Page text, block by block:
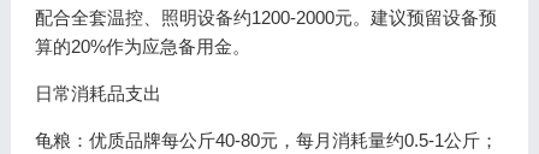
配合全套温控、照明设备约1200-2000元。建议预留设备预
算的20%作为应急备用金。
日常消耗品支出
龟粮：优质品牌每公斤40-80元，每月消耗量约0.5-1公斤；